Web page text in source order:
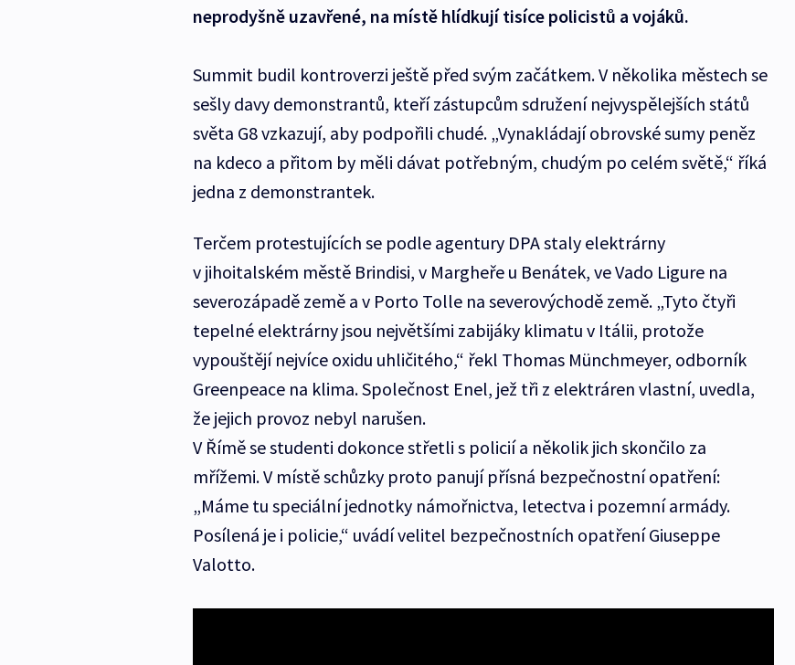
neprodyšně uzavřené, na místě hlídkují tisíce policistů a vojáků.
Summit budil kontroverzi ještě před svým začátkem. V několika městech se
sešly davy demonstrantů, kteří zástupcům sdružení nejvyspělejších států
světa G8 vzkazují, aby podpořili chudé. „Vynakládají obrovské sumy peněz
na kdeco a přitom by měli dávat potřebným, chudým po celém světě,“ říká
jedna z demonstrantek.
Terčem protestujících se podle agentury DPA staly elektrárny
v jihoitalském městě Brindisi, v Margheře u Benátek, ve Vado Ligure na
severozápadě země a v Porto Tolle na severovýchodě země. „Tyto čtyři
tepelné elektrárny jsou největšími zabijáky klimatu v Itálii, protože
vypouštějí nejvíce oxidu uhličitého,“ řekl Thomas Münchmeyer, odborník
Greenpeace na klima. Společnost Enel, jež tři z elektráren vlastní, uvedla,
že jejich provoz nebyl narušen.
V Římě se studenti dokonce střetli s policií a několik jich skončilo za
mřížemi. V místě schůzky proto panují přísná bezpečnostní opatření:
„Máme tu speciální jednotky námořnictva, letectva i pozemní armády.
Posílená je i policie,“ uvádí velitel bezpečnostních opatření Giuseppe
Valotto.